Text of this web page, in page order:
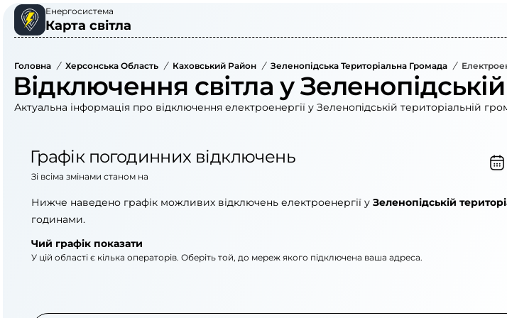
Енергосистема
Карта світла
Головна / Херсонська Область / Каховський Район / Зеленопідська Територіальна Громада /
Відключення світла у
Актуальна інформація про відключення електроенергії у Зеленопідській територіальній
Графік погодинних відключень
Зі всіма змінами станом на
Нижче наведено графік можливих відключень електроенергії у Зеленопідській
годинами.
Чий графік показати
У цій області є кілька операторів. Оберіть той, до мереж якого підключена ваша адреса.